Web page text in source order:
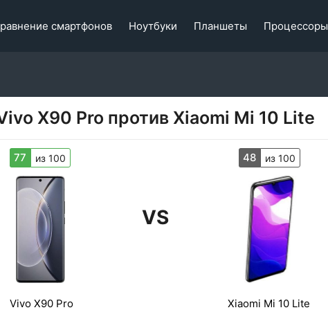
смартфонов Ноутбуки Планшеты Процессоры
X90 Pro против Xiaomi Mi 10 Lite
77 из 100
VS
48 из 100
Vivo X90 Pro Xiaomi Mi 10 Lite